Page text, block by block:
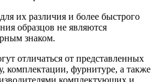
их различия и более быстрого
образцов не являются
знаком.
отличаться от представленных
комплектации, фурнитуре, а также
комплектующих и